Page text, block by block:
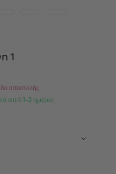
1
αποστολής
από 1-2 ημέρες